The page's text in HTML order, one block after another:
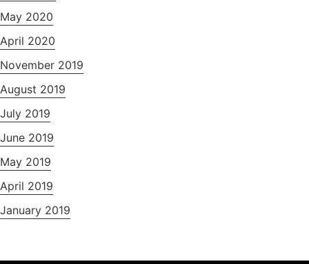
May 2020
April 2020
November 2019
August 2019
July 2019
June 2019
May 2019
April 2019
January 2019